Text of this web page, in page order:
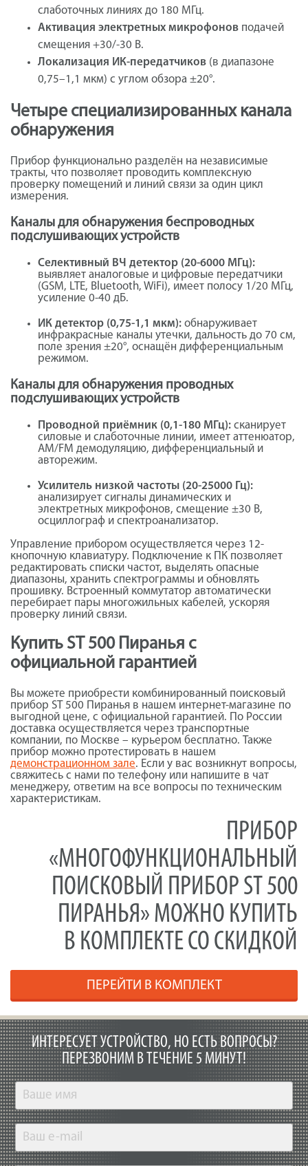
слаботочных линиях до 180 МГц.
Активация электретных микрофонов подачей
смещения +30/-30 В.
Локализация ИК-передатчиков (в диапазоне
0,75–1,1 мкм) с углом обзора ±20°.
Четыре специализированных канала
обнаружения
Прибор функционально разделён на независимые
тракты, что позволяет проводить комплексную
проверку помещений и линий связи за один цикл
измерения.
Каналы для обнаружения беспроводных
подслушивающих устройств
Селективный ВЧ детектор (20-6000 МГц):
выявляет аналоговые и цифровые передатчики
(GSM, LTE, Bluetooth, WiFi), имеет полосу 1/20 МГц,
усиление 0-40 дБ.
ИК детектор (0,75-1,1 мкм): обнаруживает
инфракрасные каналы утечки, дальность до 70 см,
поле зрения ±20°, оснащён дифференциальным
режимом.
Каналы для обнаружения проводных
подслушивающих устройств
Проводной приёмник (0,1-180 МГц): сканирует
силовые и слаботочные линии, имеет аттенюатор,
AM/FM демодуляцию, дифференциальный и
авторежим.
Усилитель низкой частоты (20-25000 Гц):
анализирует сигналы динамических и
электретных микрофонов, смещение ±30 В,
осциллограф и спектроанализатор.
Управление прибором осуществляется через 12-
кнопочную клавиатуру. Подключение к ПК позволяет
редактировать списки частот, выделять опасные
диапазоны, хранить спектрограммы и обновлять
прошивку. Встроенный коммутатор автоматически
перебирает пары многожильных кабелей, ускоряя
проверку линий связи.
Купить ST 500 Пиранья с
официальной гарантией
Вы можете приобрести комбинированный поисковый
прибор ST 500 Пиранья в нашем интернет-магазине по
выгодной цене, с официальной гарантией. По России
доставка осуществляется через транспортные
компании, по Москве – курьером бесплатно. Также
прибор можно протестировать в нашем
демонстрационном зале. Если у вас возникнут вопросы,
свяжитесь с нами по телефону или напишите в чат
менеджеру, ответим на все вопросы по техническим
характеристикам.
ПРИБОР
«МНОГОФУНКЦИОНАЛЬНЫЙ
ПОИСКОВЫЙ ПРИБОР ST 500
ПИРАНЬЯ» МОЖНО КУПИТЬ
В КОМПЛЕКТЕ СО СКИДКОЙ
ПЕРЕЙТИ В КОМПЛЕКТ
ИНТЕРЕСУЕТ УСТРОЙСТВО, НО ЕСТЬ ВОПРОСЫ?
ПЕРЕЗВОНИМ В ТЕЧЕНИЕ 5 МИНУТ!